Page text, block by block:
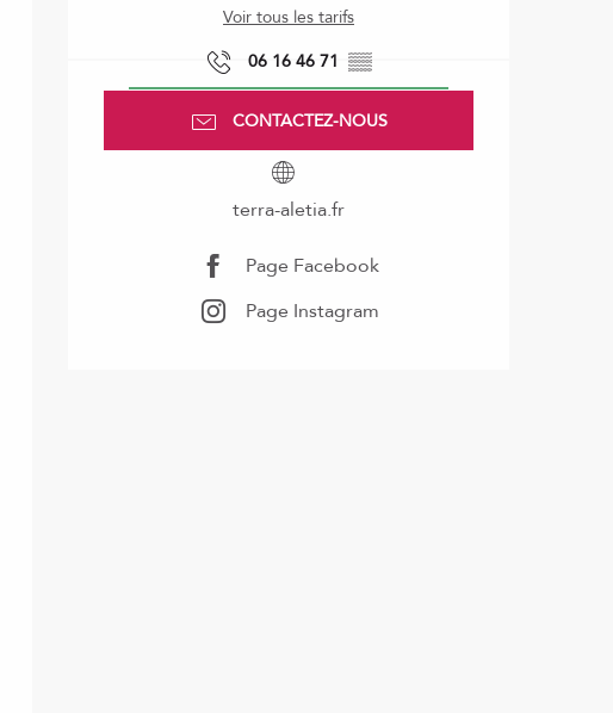
Voir tous les tarifs
06 16 46 71 ▒▒
CONTACTEZ-NOUS
terra-aletia.fr
Page Facebook
Page Instagram